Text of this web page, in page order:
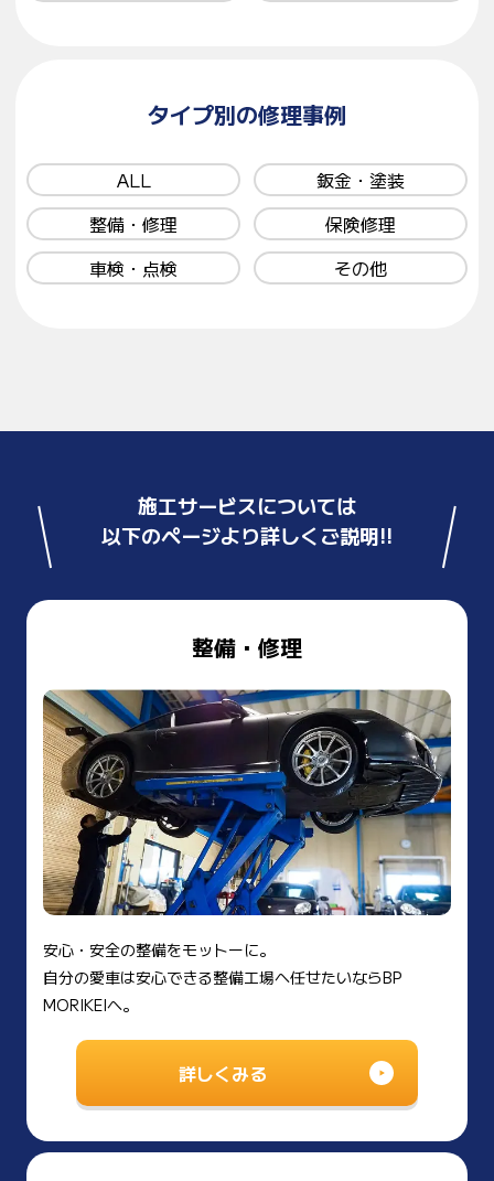
タイプ別の修理事例
ALL
鈑金・塗装
整備・修理
保険修理
車検・点検
その他
施工サービスについては
以下のページより詳しくご説明!!
整備・修理
安心・安全の整備をモットーに。
自分の愛車は安心できる整備工場へ任せたいならBP
MORIKEIへ。
詳しくみる